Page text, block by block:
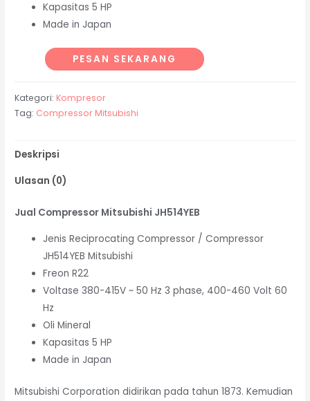
Kapasitas 5 HP
Made in Japan
PESAN SEKARANG
Kategori: Kompresor
Tag: Compressor Mitsubishi
Deskripsi
Ulasan (0)
Jual Compressor Mitsubishi JH514YEB
Jenis Reciprocating Compressor / Compressor
JH514YEB Mitsubishi
Freon R22
Voltase 380-415V ~ 50 Hz 3 phase, 400-460 Volt 60
Hz
Oli Mineral
Kapasitas 5 HP
Made in Japan
Mitsubishi Corporation didirikan pada tahun 1873. Kemudian